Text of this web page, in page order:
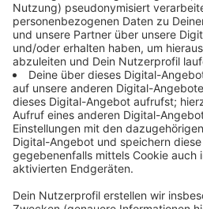
Jahre gesucht, die daran
aktiv daran beteiligen möchten,
ordnungsgemäß durchzuführen.
Wahltages gibt es für jeden
Pause und es wird ein
Euro gezahlt. Wer sich als
Wahlhelferin für den 14.
Verfügung stellt, wird
eventuell notwendige
2025 berücksichtigt. Wer
bitte beim Wahlamt an der